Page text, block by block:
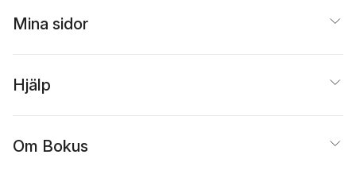
Mina sidor
Hjälp
Om Bokus